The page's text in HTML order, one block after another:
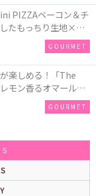
PIZZAベーコン＆チ
たもっちり生地×ご
満足感たっぷりのピ
GOURMET
楽しめる！「The
モン香るオマール海
味が期間限定で新発
GOURMET